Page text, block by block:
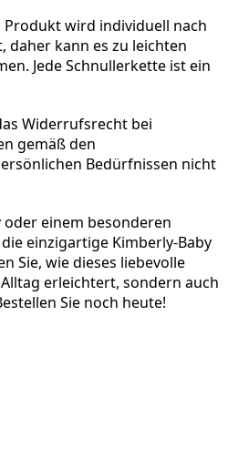
Produkt wird individuell nach
kann es zu leichten
Jede Schnullerkette ist ein
Widerrufsrecht bei
gemäß den
Bedürfnissen nicht
oder einem besonderen
einzigartige Kimberly-Baby
Sie, wie dieses liebevolle
erleichtert, sondern auch
Sie noch heute!